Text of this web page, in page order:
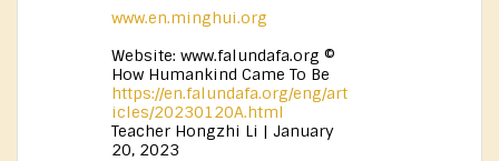
www.en.minghui.org
Website: www.falundafa.org ©
How Humankind Came To Be
https://en.falundafa.org/eng/art
icles/20230120A.html
Teacher Hongzhi Li | January
20, 2023